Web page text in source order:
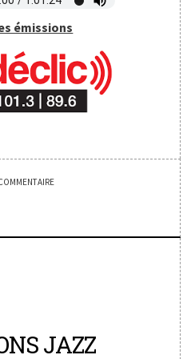
émissions
JAZZ